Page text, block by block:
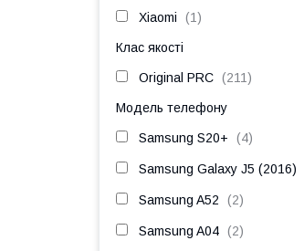
Xiaomi 1
Клас якості
Original PRC 211
Модель телефону
Samsung S20+ 4
Samsung Galaxy J5 (2016)
Samsung A52 2
Samsung A04 2